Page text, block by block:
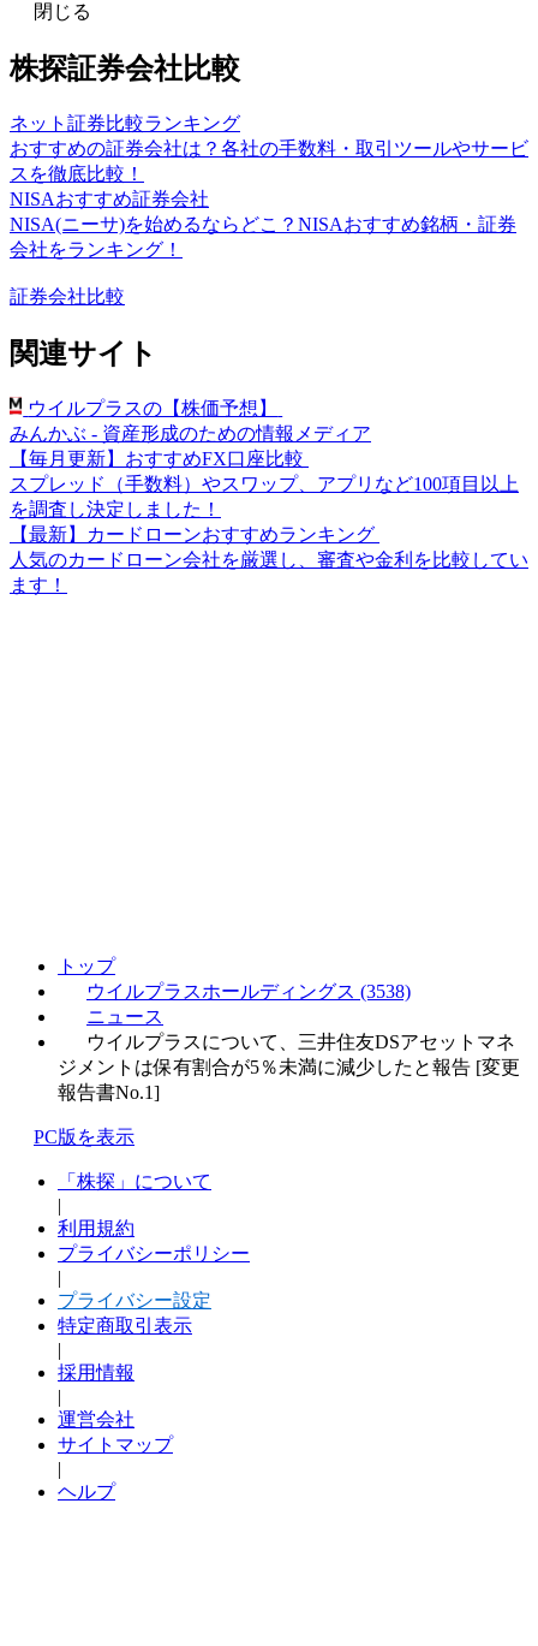
閉じる
株探証券会社比較
ネット証券比較ランキング
おすすめの証券会社は？各社の手数料・取引ツールやサービ
スを徹底比較！
NISAおすすめ証券会社
NISA(ニーサ)を始めるならどこ？NISAおすすめ銘柄・証券
会社をランキング！
証券会社比較
関連サイト
ウイルプラスの【株価予想】
みんかぶ - 資産形成のための情報メディア
【毎月更新】おすすめFX口座比較
スプレッド（手数料）やスワップ、アプリなど100項目以上
を調査し決定しました！
【最新】カードローンおすすめランキング
人気のカードローン会社を厳選し、審査や金利を比較してい
ます！
トップ
ウイルプラスホールディングス (3538)
ニュース
ウイルプラスについて、三井住友DSアセットマネ
ジメントは保有割合が5％未満に減少したと報告 [変更
報告書No.1]
PC版を表示
「株探」について
|
利用規約
プライバシーポリシー
|
プライバシー設定
特定商取引表示
|
採用情報
|
運営会社
サイトマップ
|
ヘルプ